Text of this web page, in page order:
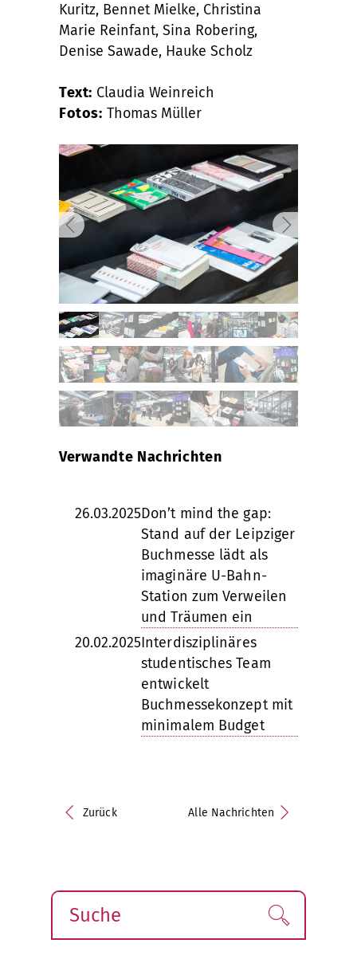
Kuritz, Bennet Mielke, Christina
Marie Reinfant, Sina Robering,
Denise Sawade, Hauke Scholz
Text: Claudia Weinreich
Fotos: Thomas Müller
Verwandte Nachrichten
26.03.2025Don’t mind the gap:
Stand auf der Leipziger
Buchmesse lädt als
imaginäre U-Bahn-
Station zum Verweilen
und Träumen ein
20.02.2025Interdisziplinäres
studentisches Team
entwickelt
Buchmessekonzept mit
minimalem Budget
Zurück Alle Nachrichten
Suche Finden!